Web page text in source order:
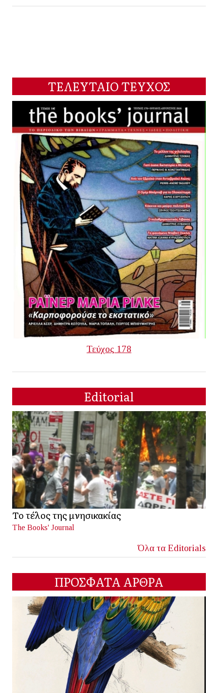
ΤΕΛΕΥΤΑΙΟ ΤΕΥΧΟΣ
Τεύχος 178
Editorial
Το τέλος της μνησικακίας
The Books' Journal
Όλα τα Editorials
ΠΡΟΣΦΑΤΑ ΑΡΘΡΑ